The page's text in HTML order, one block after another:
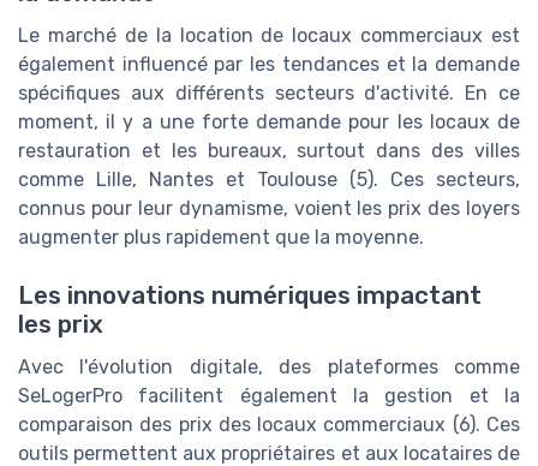
Le marché de la location de locaux commerciaux est
également influencé par les tendances et la demande
spécifiques aux différents secteurs d'activité. En ce
moment, il y a une forte demande pour les locaux de
restauration et les bureaux, surtout dans des villes
comme Lille, Nantes et Toulouse (5). Ces secteurs,
connus pour leur dynamisme, voient les prix des loyers
augmenter plus rapidement que la moyenne.
Les innovations numériques impactant
les prix
Avec l'évolution digitale, des plateformes comme
SeLogerPro facilitent également la gestion et la
comparaison des prix des locaux commerciaux (6). Ces
outils permettent aux propriétaires et aux locataires de